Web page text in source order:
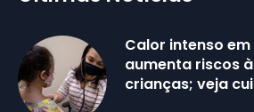
Calor intenso
aumenta riscos
crianças; veja